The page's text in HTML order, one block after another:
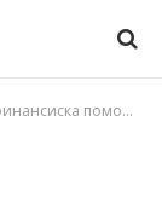
лица од областа на спортот и здруженија на граѓани